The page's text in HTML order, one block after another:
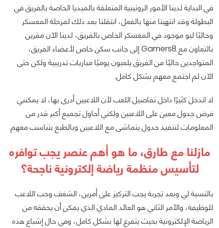
في البداية لدينا الأمور الروتينية المتعلقة بالميديا الخاصة بالفريق في
البطولة وقد انتهينا منها بالفعل، انتقلنا بعد ذلك لمرحلة المعسكر
وحاليًا ليو موجود في المعسكر الخاص بالفريق، لدينا الآن مقرين
بالتعاون مع Gamers8 إلى جانب سكن خاص لأعضاء الفريق،
المتواجدين حاليًا من الفريق يلعبون يوميًا مباريات تدريبية ولكن حتى
الآن لم اجتمع معهم بشكل كامل.
لا اتدخل كثيرًا داخل تفاصيل اللعب لأن اللاعبين أدرى بها، لا يمكنني
فرض جدول معين على اللاعبين ولكني أحاول تجميع أكبر قدر من
المعلومات لتنفيذ جدول يتماشى مع اللاعبين وبالطبع يتناسب معهم.
مازلنا مع طارق، ما هو أهم عنصر يجب توافره
لتأسيس منظمة رياضة إلكترونية ناجحة؟
بالنسبة لي وبعد تجربة يجب التركيز على أمرين، الشغف وحب اللاعب
للوظيفة، والأمر الثاني هو العائد المادي الذي يمكن أن يحققه من
الرياضة الإلكترونية بحيث يتفرغ لها بشكل كامل، وفي حال إشباع هذه